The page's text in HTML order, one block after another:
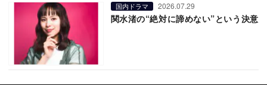
国内ドラマ 2026.07.29
関水渚の“絶対に諦めない”という決意